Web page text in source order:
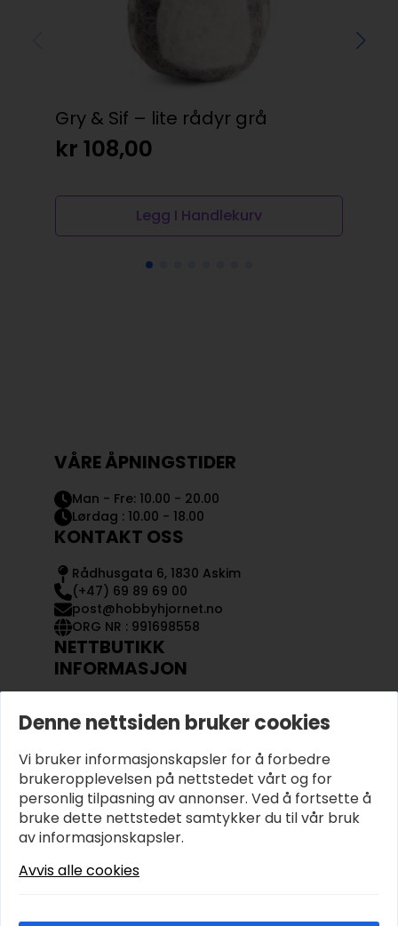
Gry & Sif – lite rådyr grå
kr 108,00
Legg I Handlekurv
VÅRE ÅPNINGSTIDER
Man - Fre: 10.00 - 20.00
Lørdag : 10.00 - 18.00
KONTAKT OSS
Rådhusgata 6, 1830 Askim
(+47) 69 89 69 00
post@hobbyhjornet.no
ORG NR : 991698558
NETTBUTIKK
INFORMASJON
OM OSS
KJØPSVILKÅR OG BETINGELSER
PERSONVERN
Denne nettsiden bruker cookies
Vi bruker informasjonskapsler for å forbedre
brukeropplevelsen på nettstedet vårt og for
personlig tilpasning av annonser. Ved å fortsette å
bruke dette nettstedet samtykker du til vår bruk
av informasjonskapsler.
Avvis alle cookies